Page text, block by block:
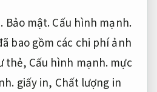
Bảo mật.Cấu hình mạnh.
bao gồm các chi phí ảnh
thẻ, Cấu hình mạnh. mực
giấy in, Chất lượng in